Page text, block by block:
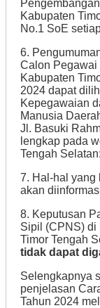
Kabupaten
No.1 SoE
6.
Calon Pegawai
Kabupaten
2024 dapat
Kepegawaian
Manusia
Jl. Basuki
lengkap pada
Tengah
7. Hal-hal yang
akan
8. Keputusan
Sipil (CPNS) di
Timor Tengah
tidak dapat
Selengkapnya
penjelasan
Tahun 2024